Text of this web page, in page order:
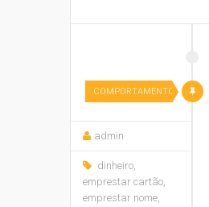
COMPORTAMENTO
admin
dinheiro,
emprestar cartão,
emprestar nome,